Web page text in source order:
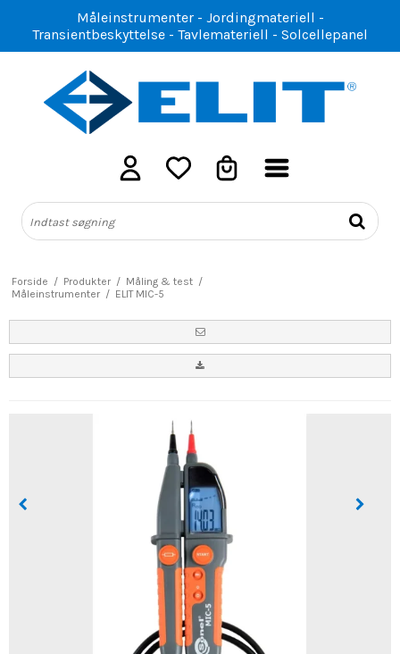
Måleinstrumenter - Jordingmateriell -
Transientbeskyttelse - Tavlemateriell - Solcellepanel
Forside / Produkter / Måling & test /
Måleinstrumenter / ELIT MIC-5